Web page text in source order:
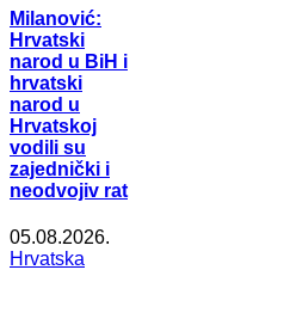
Milanović:
Hrvatski
narod u BiH i
hrvatski
narod u
Hrvatskoj
vodili su
zajednički i
neodvojiv rat
05.08.2026.
Hrvatska